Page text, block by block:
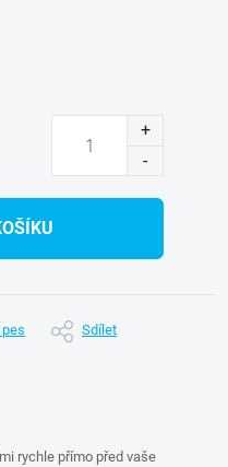
Sdílet
rychle přímo před vaše